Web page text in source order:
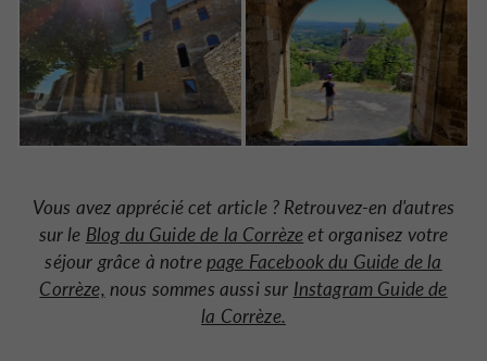
Vous avez apprécié cet article ? Retrouvez-en d'autres
sur le Blog du Guide de la Corrèzeet organisez votre
séjour grâce à notrepage Facebook du Guide de la
Corrèze, nous sommes aussi sur Instagram Guide de
la Corrèze.